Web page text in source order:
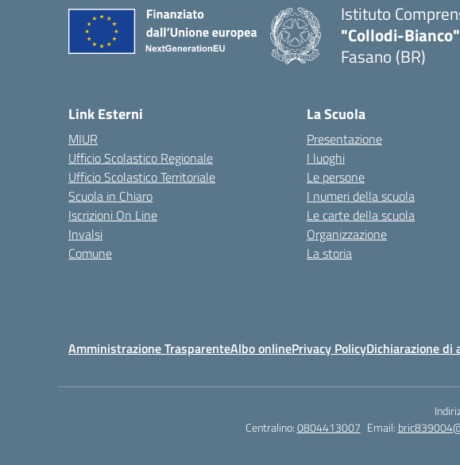
Istituto
"Collodi-Bianco"
Fasano (BR)
Link Esterni
MIUR
Ufficio Scolastico Regionale
Ufficio Scolastico Territoriale
Scuola in Chiaro
Iscrizioni On Line
Invalsi
Comune
La Scuola
Presentazione
I luoghi
Le persone
I numeri della scuola
Le carte della scuola
Organizzazione
La storia
Amministrazione TrasparenteAlbo onlinePrivacy PolicyDichiarazione di
Centralino:0804413007 Email: